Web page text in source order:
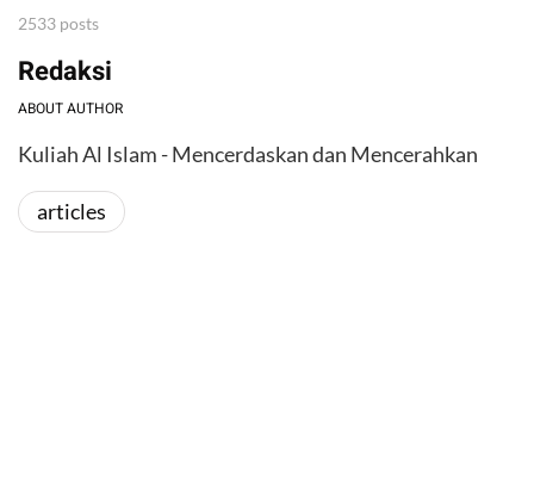
2533 posts
Redaksi
ABOUT AUTHOR
Kuliah Al Islam - Mencerdaskan dan Mencerahkan
articles